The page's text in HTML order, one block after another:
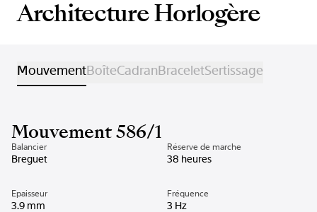
Architecture Horlogère
MouvementBoîteCadranBraceletSertissage
Mouvement 586/1
Balancier
Breguet
Réserve de marche
38 heures
Epaisseur
3.9 mm
Fréquence
3 Hz